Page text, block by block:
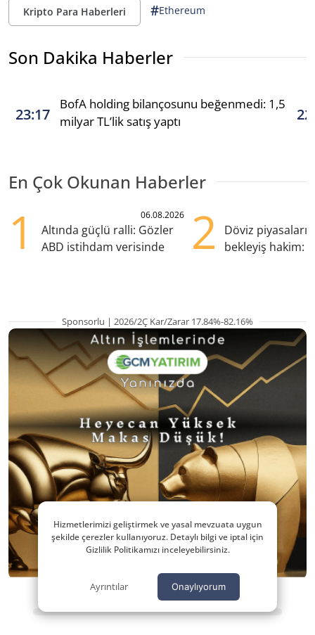
Kripto Para Haberleri #Ethereum
Son Dakika Haberler
23:17
BofA holding bilançosunu beğenmedi: 1,5
milyar TL’lik satış yaptı
En Çok Okunan Haberler
1 06.08.2026
Altında güçlü ralli: Gözler
ABD istihdam verisinde
2
Döviz
bekleyiş hakim:
Sponsorlu | 2026/2Ç Kar/Zarar 17.84%-82.16%
Hizmetlerimizi geliştirmek ve yasal mevzuata uygun
şekilde çerezler kullanıyoruz. Detaylı bilgi ve iptal için
Gizlilik Politikamızı inceleyebilirsiniz.
Ayrıntılar Onaylıyorum